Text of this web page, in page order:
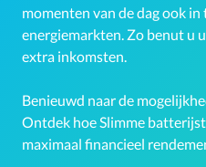
momenten van de dag ook in
energiemarkten. Zo benut u
extra inkomsten.
Benieuwd naar de
Ontdek hoe Slimme
maximaal financieel